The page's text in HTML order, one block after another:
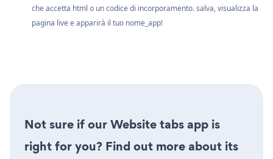
che accetta html o un codice di incorporamento. salva, visualizza la
pagina live e apparirà il tuo nome_app!
Not sure if our Website tabs app is
right for you? Find out more about its